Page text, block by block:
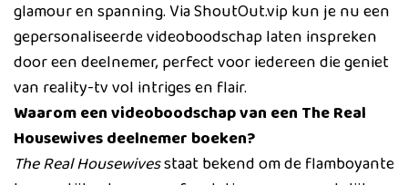
glamour en spanning. Via ShoutOut.vip kun je nu een
gepersonaliseerde videoboodschap laten inspreken
door een deelnemer, perfect voor iedereen die geniet
van reality-tv vol intriges en flair.
Waarom een videoboodschap van een The Real
Housewives deelnemer boeken?
The Real Housewivesstaat bekend om de flamboyante